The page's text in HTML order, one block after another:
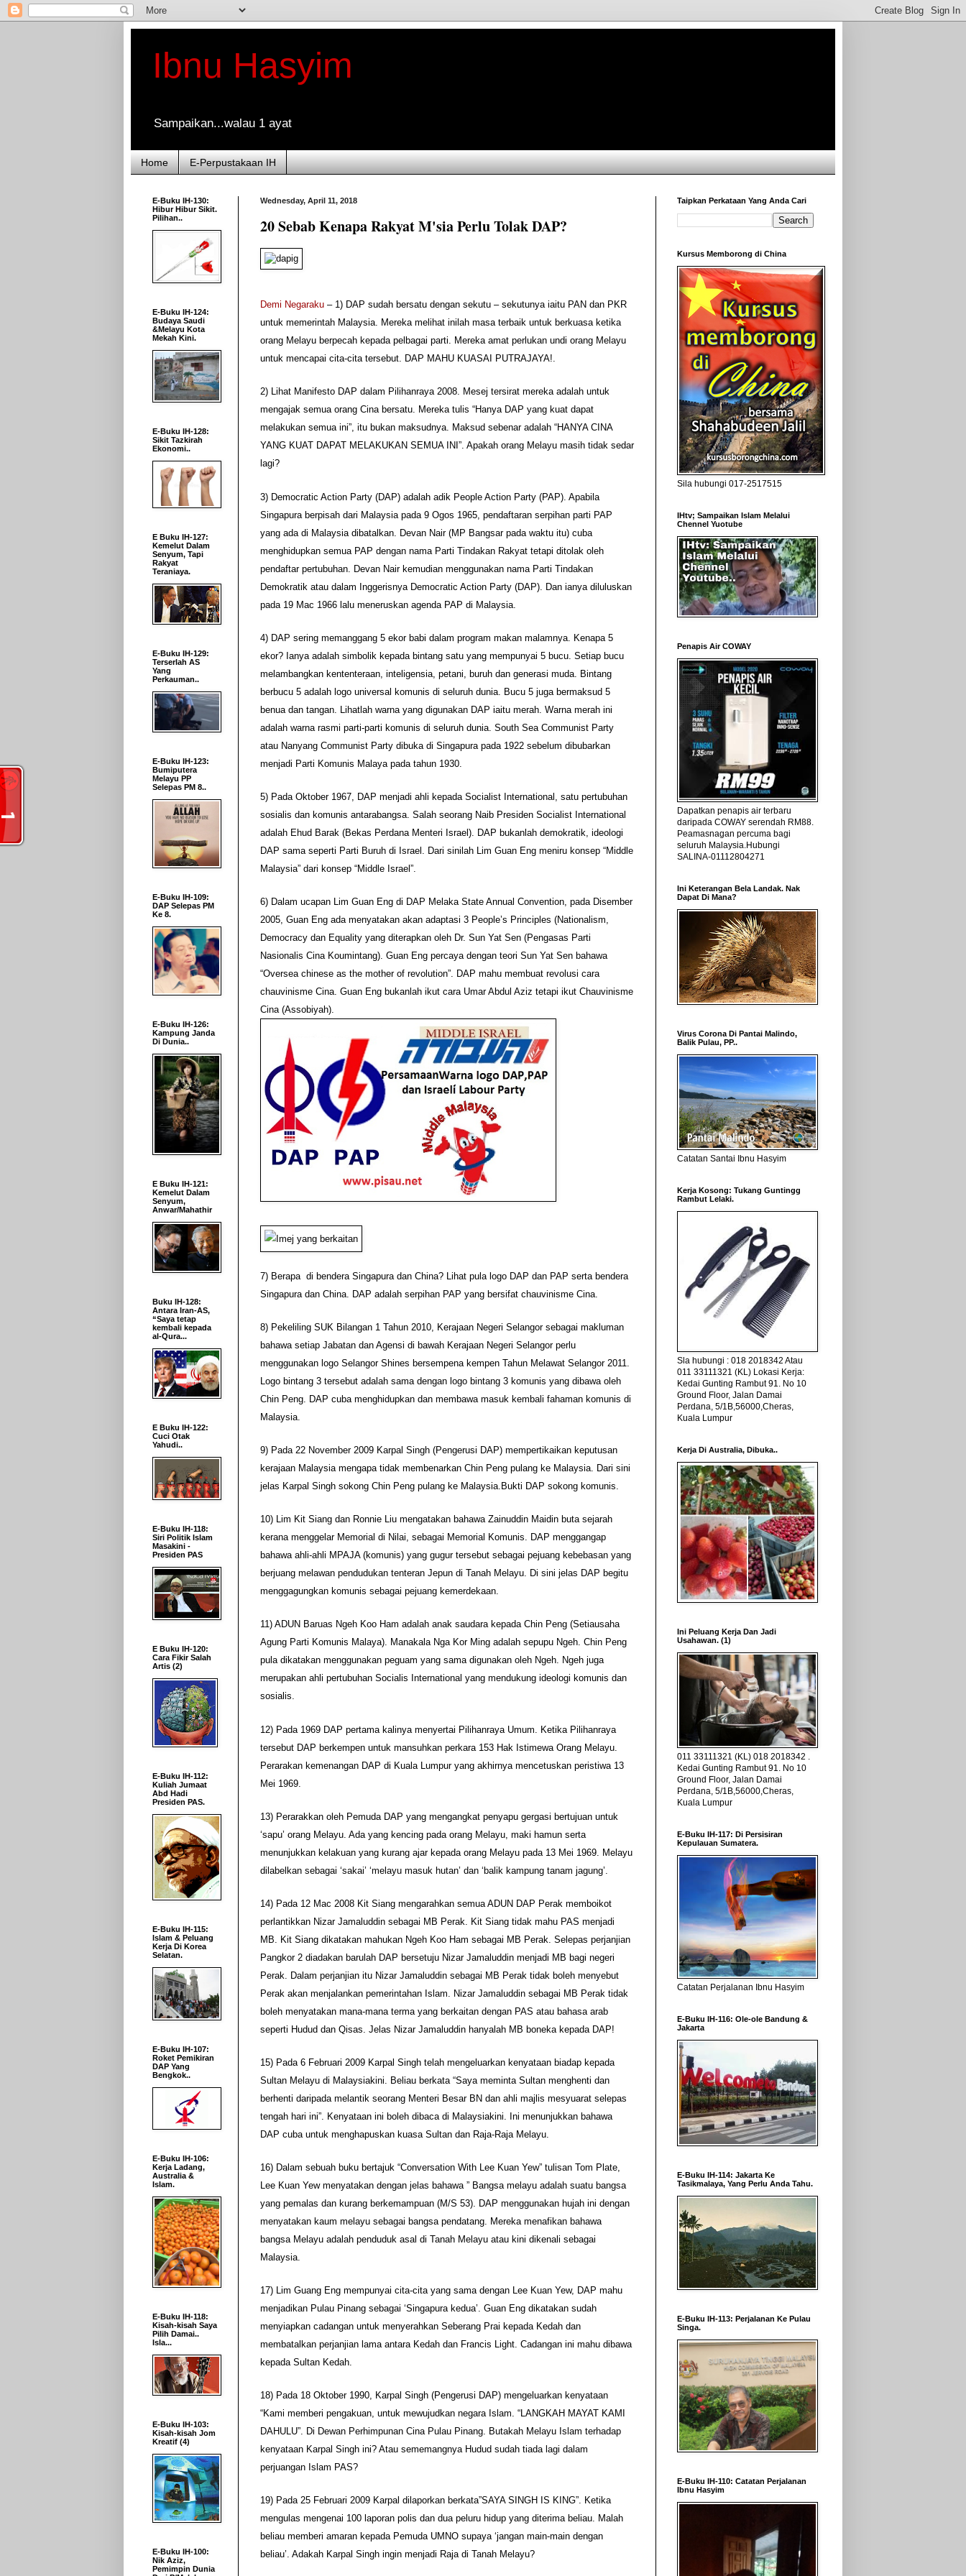
Ibnu Hasyim
Sampaikan...walau 1 ayat
Home E-Perpustakaan IH
Wednesday, April 11, 2018
20 Sebab Kenapa Rakyat M'sia Perlu Tolak DAP?
Demi Negaraku – 1) DAP sudah bersatu dengan sekutu – sekutunya iaitu PAN dan PKR
untuk memerintah Malaysia. Mereka melihat inilah masa terbaik untuk berkuasa ketika
orang Melayu berpecah kepada pelbagai parti. Mereka amat perlukan undi orang Melayu
untuk mencapai cita-cita tersebut. DAP MAHU KUASAI PUTRAJAYA!.
2) Lihat Manifesto DAP dalam Pilihanraya 2008. Mesej tersirat mereka adalah untuk
mengajak semua orang Cina bersatu. Mereka tulis “Hanya DAP yang kuat dapat
melakukan semua ini”, itu bukan maksudnya. Maksud sebenar adalah “HANYA CINA
YANG KUAT DAPAT MELAKUKAN SEMUA INI”. Apakah orang Melayu masih tidak sedar
lagi?
3) Democratic Action Party (DAP) adalah adik People Action Party (PAP). Apabila
Singapura berpisah dari Malaysia pada 9 Ogos 1965, pendaftaran serpihan parti PAP
yang ada di Malaysia dibatalkan. Devan Nair (MP Bangsar pada waktu itu) cuba
menghidupkan semua PAP dengan nama Parti Tindakan Rakyat tetapi ditolak oleh
pendaftar pertubuhan. Devan Nair kemudian menggunakan nama Parti Tindakan
Demokratik atau dalam Inggerisnya Democratic Action Party (DAP). Dan ianya diluluskan
pada 19 Mac 1966 lalu meneruskan agenda PAP di Malaysia.
4) DAP sering memanggang 5 ekor babi dalam program makan malamnya. Kenapa 5
ekor? Ianya adalah simbolik kepada bintang satu yang mempunyai 5 bucu. Setiap bucu
melambangkan kententeraan, inteligensia, petani, buruh dan generasi muda. Bintang
berbucu 5 adalah logo universal komunis di seluruh dunia. Bucu 5 juga bermaksud 5
benua dan tangan. Lihatlah warna yang digunakan DAP iaitu merah. Warna merah ini
adalah warna rasmi parti-parti komunis di seluruh dunia. South Sea Communist Party
atau Nanyang Communist Party dibuka di Singapura pada 1922 sebelum dibubarkan
menjadi Parti Komunis Malaya pada tahun 1930.
5) Pada Oktober 1967, DAP menjadi ahli kepada Socialist International, satu pertubuhan
sosialis dan komunis antarabangsa. Salah seorang Naib Presiden Socialist International
adalah Ehud Barak (Bekas Perdana Menteri Israel). DAP bukanlah demokratik, ideologi
DAP sama seperti Parti Buruh di Israel. Dari sinilah Lim Guan Eng meniru konsep “Middle
Malaysia” dari konsep “Middle Israel”.
6) Dalam ucapan Lim Guan Eng di DAP Melaka State Annual Convention, pada Disember
2005, Guan Eng ada menyatakan akan adaptasi 3 People’s Principles (Nationalism,
Democracy dan Equality yang diterapkan oleh Dr. Sun Yat Sen (Pengasas Parti
Nasionalis Cina Koumintang). Guan Eng percaya dengan teori Sun Yat Sen bahawa
“Oversea chinese as the mother of revolution”. DAP mahu membuat revolusi cara
chauvinisme Cina. Guan Eng bukanlah ikut cara Umar Abdul Aziz tetapi ikut Chauvinisme
Cina (Assobiyah).
7) Berapa di bendera Singapura dan China? Lihat pula logo DAP dan PAP serta bendera
Singapura dan China. DAP adalah serpihan PAP yang bersifat chauvinisme Cina.
8) Pekeliling SUK Bilangan 1 Tahun 2010, Kerajaan Negeri Selangor sebagai makluman
bahawa setiap Jabatan dan Agensi di bawah Kerajaan Negeri Selangor perlu
menggunakan logo Selangor Shines bersempena kempen Tahun Melawat Selangor 2011.
Logo bintang 3 tersebut adalah sama dengan logo bintang 3 komunis yang dibawa oleh
Chin Peng. DAP cuba menghidupkan dan membawa masuk kembali fahaman komunis di
Malaysia.
9) Pada 22 November 2009 Karpal Singh (Pengerusi DAP) mempertikaikan keputusan
kerajaan Malaysia mengapa tidak membenarkan Chin Peng pulang ke Malaysia. Dari sini
jelas Karpal Singh sokong Chin Peng pulang ke Malaysia.Bukti DAP sokong komunis.
10) Lim Kit Siang dan Ronnie Liu mengatakan bahawa Zainuddin Maidin buta sejarah
kerana menggelar Memorial di Nilai, sebagai Memorial Komunis. DAP menggangap
bahawa ahli-ahli MPAJA (komunis) yang gugur tersebut sebagai pejuang kebebasan yang
berjuang melawan pendudukan tenteran Jepun di Tanah Melayu. Di sini jelas DAP begitu
menggagungkan komunis sebagai pejuang kemerdekaan.
11) ADUN Baruas Ngeh Koo Ham adalah anak saudara kepada Chin Peng (Setiausaha
Agung Parti Komunis Malaya). Manakala Nga Kor Ming adalah sepupu Ngeh. Chin Peng
pula dikatakan menggunakan peguam yang sama digunakan oleh Ngeh. Ngeh juga
merupakan ahli pertubuhan Socialis International yang mendukung ideologi komunis dan
sosialis.
12) Pada 1969 DAP pertama kalinya menyertai Pilihanraya Umum. Ketika Pilihanraya
tersebut DAP berkempen untuk mansuhkan perkara 153 Hak Istimewa Orang Melayu.
Perarakan kemenangan DAP di Kuala Lumpur yang akhirnya mencetuskan peristiwa 13
Mei 1969.
13) Perarakkan oleh Pemuda DAP yang mengangkat penyapu gergasi bertujuan untuk
‘sapu’ orang Melayu. Ada yang kencing pada orang Melayu, maki hamun serta
menunjukkan kelakuan yang kurang ajar kepada orang Melayu pada 13 Mei 1969. Melayu
dilabelkan sebagai ‘sakai’ ‘melayu masuk hutan’ dan ‘balik kampung tanam jagung’.
14) Pada 12 Mac 2008 Kit Siang mengarahkan semua ADUN DAP Perak memboikot
perlantikkan Nizar Jamaluddin sebagai MB Perak. Kit Siang tidak mahu PAS menjadi
MB. Kit Siang dikatakan mahukan Ngeh Koo Ham sebagai MB Perak. Selepas perjanjian
Pangkor 2 diadakan barulah DAP bersetuju Nizar Jamaluddin menjadi MB bagi negeri
Perak. Dalam perjanjian itu Nizar Jamaluddin sebagai MB Perak tidak boleh menyebut
Perak akan menjalankan pemerintahan Islam. Nizar Jamaluddin sebagai MB Perak tidak
boleh menyatakan mana-mana terma yang berkaitan dengan PAS atau bahasa arab
seperti Hudud dan Qisas. Jelas Nizar Jamaluddin hanyalah MB boneka kepada DAP!
15) Pada 6 Februari 2009 Karpal Singh telah mengeluarkan kenyataan biadap kepada
Sultan Melayu di Malaysiakini. Beliau berkata “Saya meminta Sultan menghenti dan
berhenti daripada melantik seorang Menteri Besar BN dan ahli majlis mesyuarat selepas
tengah hari ini”. Kenyataan ini boleh dibaca di Malaysiakini. Ini menunjukkan bahawa
DAP cuba untuk menghapuskan kuasa Sultan dan Raja-Raja Melayu.
16) Dalam sebuah buku bertajuk “Conversation With Lee Kuan Yew” tulisan Tom Plate,
Lee Kuan Yew menyatakan dengan jelas bahawa ” Bangsa melayu adalah suatu bangsa
yang pemalas dan kurang berkemampuan (M/S 53). DAP menggunakan hujah ini dengan
menyatakan kaum melayu sebagai bangsa pendatang. Mereka menafikan bahawa
bangsa Melayu adalah penduduk asal di Tanah Melayu atau kini dikenali sebagai
Malaysia.
17) Lim Guang Eng mempunyai cita-cita yang sama dengan Lee Kuan Yew, DAP mahu
menjadikan Pulau Pinang sebagai ‘Singapura kedua’. Guan Eng dikatakan sudah
menyiapkan cadangan untuk menyerahkan Seberang Prai kepada Kedah dan
membatalkan perjanjian lama antara Kedah dan Francis Light. Cadangan ini mahu dibawa
kepada Sultan Kedah.
18) Pada 18 Oktober 1990, Karpal Singh (Pengerusi DAP) mengeluarkan kenyataan
“Kami memberi pengakuan, untuk mewujudkan negara Islam. “LANGKAH MAYAT KAMI
DAHULU”. Di Dewan Perhimpunan Cina Pulau Pinang. Butakah Melayu Islam terhadap
kenyataan Karpal Singh ini? Atau sememangnya Hudud sudah tiada lagi dalam
perjuangan Islam PAS?
19) Pada 25 Februari 2009 Karpal dilaporkan berkata”SAYA SINGH IS KING”. Ketika
mengulas mengenai 100 laporan polis dan dua peluru hidup yang diterima beliau. Malah
beliau memberi amaran kepada Pemuda UMNO supaya ‘jangan main-main dengan
beliau’. Adakah Karpal Singh ingin menjadi Raja di Tanah Melayu?
E-Buku IH-130:
Hibur Hibur Sikit.
Pilihan..
E-Buku IH-124:
Budaya Saudi
&Melayu Kota
Mekah Kini.
E-Buku IH-128:
Sikit Tazkirah
Ekonomi..
E Buku IH-127:
Kemelut Dalam
Senyum, Tapi
Rakyat
Teraniaya.
E-Buku IH-129:
Terserlah AS
Yang
Perkauman..
E-Buku IH-123:
Bumiputera
Melayu PP
Selepas PM 8..
E-Buku IH-109:
DAP Selepas PM
Ke 8.
E-Buku IH-126:
Kampung Janda
Di Dunia..
E Buku IH-121:
Kemelut Dalam
Senyum,
Anwar/Mahathir
Buku IH-128:
Antara Iran-AS,
“Saya tetap
kembali kepada
al-Qura...
E Buku IH-122:
Cuci Otak
Yahudi..
E-Buku IH-118:
Siri Politik Islam
Masakini -
Presiden PAS
E Buku IH-120:
Cara Fikir Salah
Artis (2)
E-Buku IH-112:
Kuliah Jumaat
Abd Hadi
Presiden PAS.
E-Buku IH-115:
Islam & Peluang
Kerja Di Korea
Selatan.
E-Buku IH-107:
Roket Pemikiran
DAP Yang
Bengkok..
E-Buku IH-106:
Kerja Ladang,
Australia &
Islam.
E-Buku IH-118:
Kisah-kisah Saya
Pilih Damai..
Isla...
E-Buku IH-103:
Kisah-kisah Jom
Kreatif (4)
E-Buku IH-100:
Nik Aziz,
Pemimpin Dunia
Taipkan Perkataan Yang Anda Cari
Kursus Memborong di China
Sila hubungi 017-2517515
IHtv; Sampaikan Islam Melalui
Chennel Yuotube
Penapis Air COWAY
Dapatkan penapis air terbaru
daripada COWAY serendah RM88.
Peamasnagan percuma bagi
seluruh Malaysia.Hubungi
SALINA-01112804271
Ini Keterangan Bela Landak. Nak
Dapat Di Mana?
Virus Corona Di Pantai Malindo,
Balik Pulau, PP..
Catatan Santai Ibnu Hasyim
Kerja Kosong: Tukang Guntingg
Rambut Lelaki.
Sla hubungi : 018 2018342 Atau
011 33111321 (KL) Lokasi Kerja:
Kedai Gunting Rambut 91. No 10
Ground Floor, Jalan Damai
Perdana, 5/1B,56000,Cheras,
Kuala Lumpur
Kerja Di Australia, Dibuka..
Ini Peluang Kerja Dan Jadi
Usahawan. (1)
011 33111321 (KL) 018 2018342 .
Kedai Gunting Rambut 91. No 10
Ground Floor, Jalan Damai
Perdana, 5/1B,56000,Cheras,
Kuala Lumpur
E-Buku IH-117: Di Persisiran
Kepulauan Sumatera.
Catatan Perjalanan Ibnu Hasyim
E-Buku IH-116: Ole-ole Bandung &
Jakarta
E-Buku IH-114: Jakarta Ke
Tasikmalaya, Yang Perlu Anda Tahu.
E-Buku IH-113: Perjalanan Ke Pulau
Singa.
E-Buku IH-110: Catatan Perjalanan
Ibnu Hasyim